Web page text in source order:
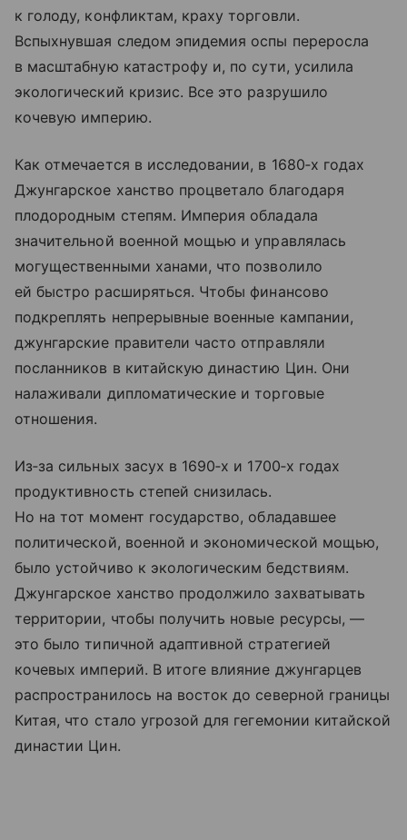
к голоду, конфликтам, краху торговли.
Вспыхнувшая следом эпидемия оспы переросла
в масштабную катастрофу и, по сути, усилила
экологический кризис. Все это разрушило
кочевую империю.
Как отмечается в исследовании, в 1680‑х годах
Джунгарское ханство процветало благодаря
плодородным степям. Империя обладала
значительной военной мощью и управлялась
могущественными ханами, что позволило
ей быстро расширяться. Чтобы финансово
подкреплять непрерывные военные кампании,
джунгарские правители часто отправляли
посланников в китайскую династию Цин. Они
налаживали дипломатические и торговые
отношения.
Из‑за сильных засух в 1690‑х и 1700‑х годах
продуктивность степей снизилась.
Но на тот момент государство, обладавшее
политической, военной и экономической мощью,
было устойчиво к экологическим бедствиям.
Джунгарское ханство продолжило захватывать
территории, чтобы получить новые ресурсы, —
это было типичной адаптивной стратегией
кочевых империй. В итоге влияние джунгарцев
распространилось на восток до северной границы
Китая, что стало угрозой для гегемонии китайской
династии Цин.